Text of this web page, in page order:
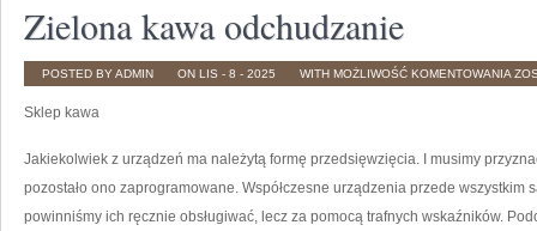
Zielona kawa odchudzanie
POSTED BY ADMIN ON LIS - 8 - 2025 WITH MOŻLIWOŚĆ KOMENTOWANIA
Sklep kawa
Jakiekolwiek z urządzeń ma należytą formę przedsięwzięcia. I musimy
pozostało ono zaprogramowane. Współczesne urządzenia przede wszystkim
powinniśmy ich ręcznie obsługiwać, lecz za pomocą trafnych wskaźników.